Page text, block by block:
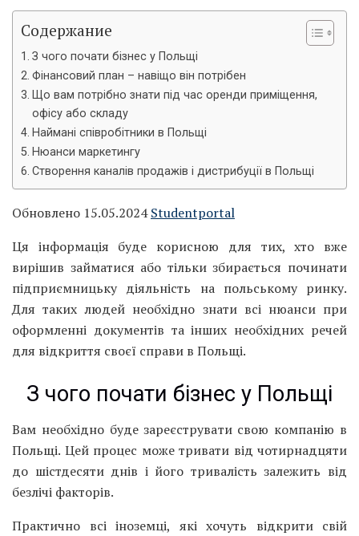
Содержание
З чого почати бізнес у Польщі
Фінансовий план – навіщо він потрібен
Що вам потрібно знати під час оренди приміщення,
офісу або складу
Наймані співробітники в Польщі
Нюанси маркетингу
Створення каналів продажів і дистрибуції в Польщі
Обновлено 15.05.2024Studentportal
Ця інформація буде корисною для тих, хто вже
вирішив займатися або тільки збирається починати
підприємницьку діяльність на польському ринку.
Для таких людей необхідно знати всі нюанси при
оформленні документів та інших необхідних речей
для відкриття своєї справи в Польщі.
З чого почати бізнес у Польщі
Вам необхідно буде зареєструвати свою компанію в
Польщі. Цей процес може тривати від чотирнадцяти
до шістдесяти днів і його тривалість залежить від
безлічі факторів.
Практично всі іноземці, які хочуть відкрити свій